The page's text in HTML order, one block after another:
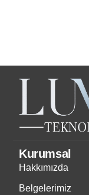
Kurumsal
Hakkımızda
Belgelerimiz